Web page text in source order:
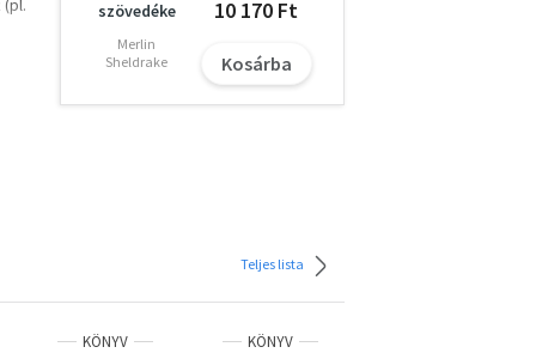
szövedéke
Merlin
Sheldrake
10 170 Ft
Kosárba
Teljes lista
KÖNYV KÖNYV